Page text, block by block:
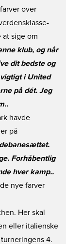
over
at sige om
klub, og når
dit bedste og
i United
på dét. Jeg
havde
på
Forhåbentlig
hver kamp..
nye farver
Her skal
eller italienske
4.